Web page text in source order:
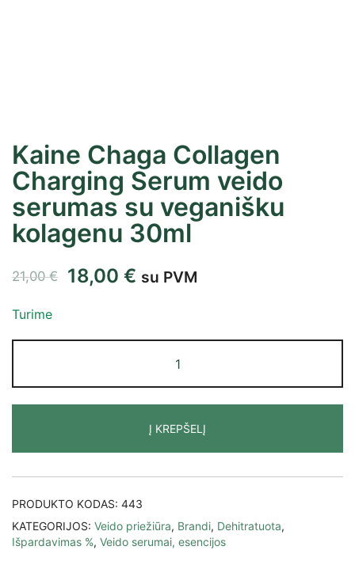
Kaine Chaga Collagen
Charging Serum veido
serumas su veganišku
kolagenu 30ml
21,00€ 18,00 € su PVM
Turime
Į KREPŠELĮ
PRODUKTO KODAS: 443
KATEGORIJOS: Veido priežiūra, Brandi, Dehitratuota,
Išpardavimas %, Veido serumai, esencijos